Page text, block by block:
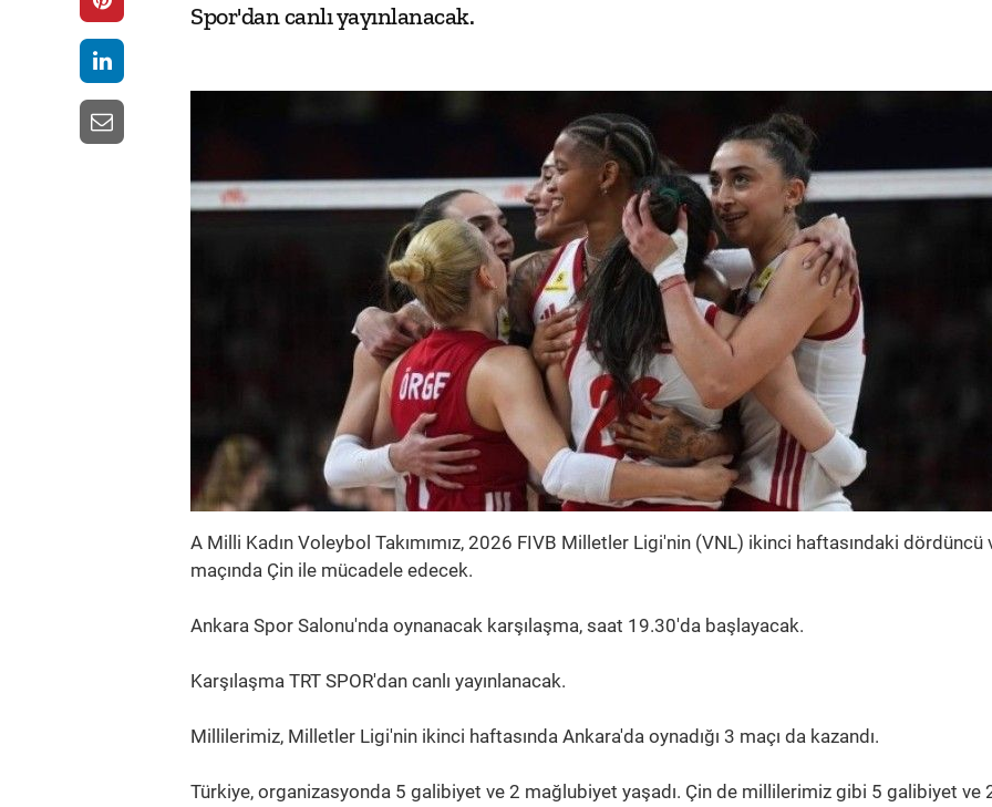
Spor'dan canlı yayınlanacak.
A Milli Kadın Voleybol Takımımız, 2026 FIVB Milletler Ligi'nin (VNL) ikinci haftasındaki dördüncü
maçında Çin ile mücadele edecek.
Ankara Spor Salonu'nda oynanacak karşılaşma, saat 19.30'da başlayacak.
Karşılaşma TRT SPOR'dan canlı yayınlanacak.
Millilerimiz, Milletler Ligi'nin ikinci haftasında Ankara'da oynadığı 3 maçı da kazandı.
Türkiye, organizasyonda 5 galibiyet ve 2 mağlubiyet yaşadı. Çin de millilerimiz gibi 5 galibiyet ve